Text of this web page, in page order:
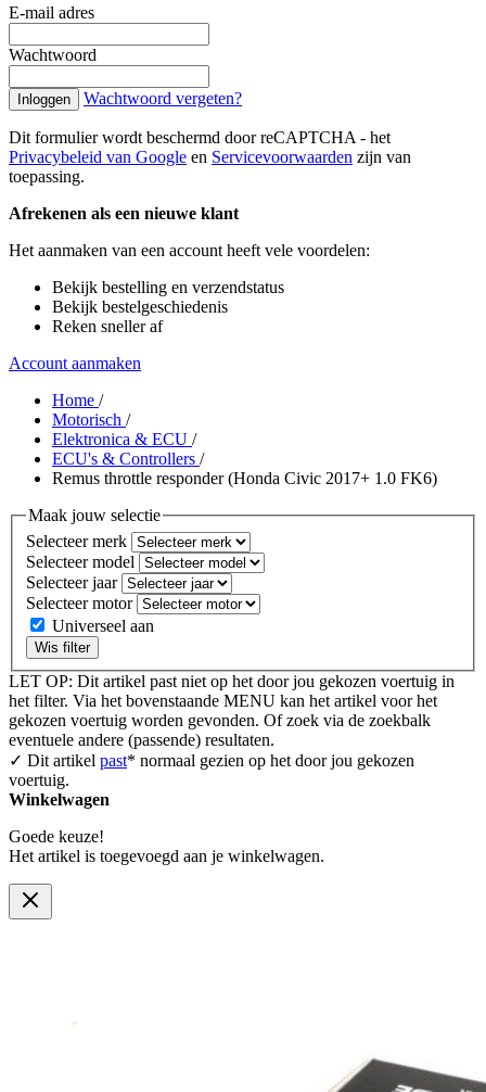
E-mail adres
Wachtwoord
Inloggen Wachtwoord vergeten?
Dit formulier wordt beschermd door reCAPTCHA - het
Privacybeleid van Google en Servicevoorwaarden zijn van
toepassing.
Afrekenen als een nieuwe klant
Het aanmaken van een account heeft vele voordelen:
Bekijk bestelling en verzendstatus
Bekijk bestelgeschiedenis
Reken sneller af
Account aanmaken
Home /
Motorisch /
Elektronica & ECU /
ECU's & Controllers /
Remus throttle responder (Honda Civic 2017+ 1.0 FK6)
Maak jouw selectie
Selecteer merk
Selecteer model
Selecteer jaar
Selecteer motor
Universeel aan
Wis filter
LET OP: Dit artikel past niet op het door jou gekozen voertuig in
het filter. Via het bovenstaande MENU kan het artikel voor het
gekozen voertuig worden gevonden. Of zoek via de zoekbalk
eventuele andere (passende) resultaten.
✓ Dit artikel past* normaal gezien op het door jou gekozen
voertuig.
Winkelwagen
Goede keuze!
Het artikel is toegevoegd aan je winkelwagen.